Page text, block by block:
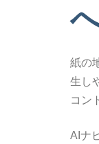
紙の
生し
コン
AIナ